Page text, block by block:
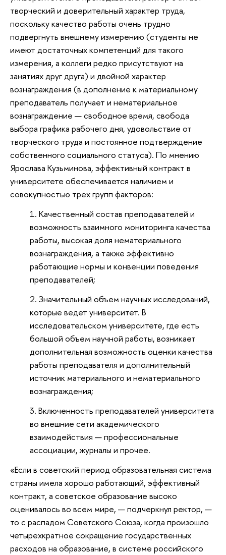
творческий и доверительный характер труда,
поскольку качество работы очень трудно
подвергнуть внешнему измерению (студенты не
имеют достаточных компетенций для такого
измерения, а коллеги редко присутствуют на
занятиях друг друга) и двойной характер
вознаграждения (в дополнение к материальному
преподаватель получает и нематериальное
вознаграждение — свободное время, свобода
выбора графика рабочего дня, удовольствие от
творческого труда и постоянное подтверждение
собственного социального статуса). По мнению
Ярослава Кузьминова, эффективный контракт в
университете обеспечивается наличием и
совокупностью трех групп факторов:
Качественный состав преподавателей и
возможность взаимного мониторинга качества
работы, высокая доля нематериального
вознаграждения, а также эффективно
работающие нормы и конвенции поведения
преподавателей;
Значительный объем научных исследований,
которые ведет университет. В
исследовательском университете, где есть
большой объем научной работы, возникает
дополнительная возможность оценки качества
работы преподавателя и дополнительный
источник материального и нематериального
вознаграждения;
Включенность преподавателей университета
во внешние сети академического
взаимодействия — профессиональные
ассоциации, журналы и прочее.
«Если в советский период образовательная система
страны имела хорошо работающий, эффективный
контракт, а советское образование высоко
оценивалось во всем мире, — подчеркнул ректор, —
то с распадом Советского Союза, когда произошло
четырехкратное сокращение государственных
расходов на образование, в системе российского